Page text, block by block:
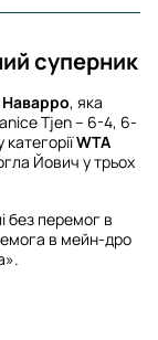
суперник
, яка
Tjen – 6-4, 6-
WTA
Йович у трьох
без перемог в
в мейн-дро